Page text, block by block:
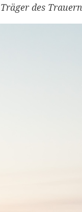
Träger des